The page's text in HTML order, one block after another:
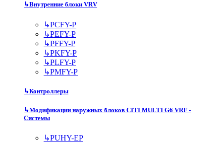
↳Внутренние блоки VRV
↳PCFY-P
↳PEFY-P
↳PFFY-P
↳PKFY-P
↳PLFY-P
↳PMFY-P
↳Контроллеры
↳Модификации наружных блоков CITI MULTI G6 VRF -
Системы
↳PUHY-EP